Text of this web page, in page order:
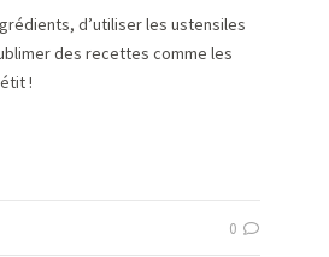
d’utiliser les ustensiles
des recettes comme les
!
0